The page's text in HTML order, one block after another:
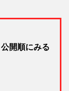
開順にみる